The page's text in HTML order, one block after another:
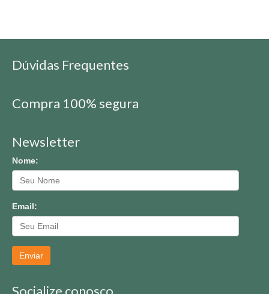
Dúvidas Frequentes
Compra 100% segura
Newsletter
Nome:
Email:
Enviar
Socialize conosco